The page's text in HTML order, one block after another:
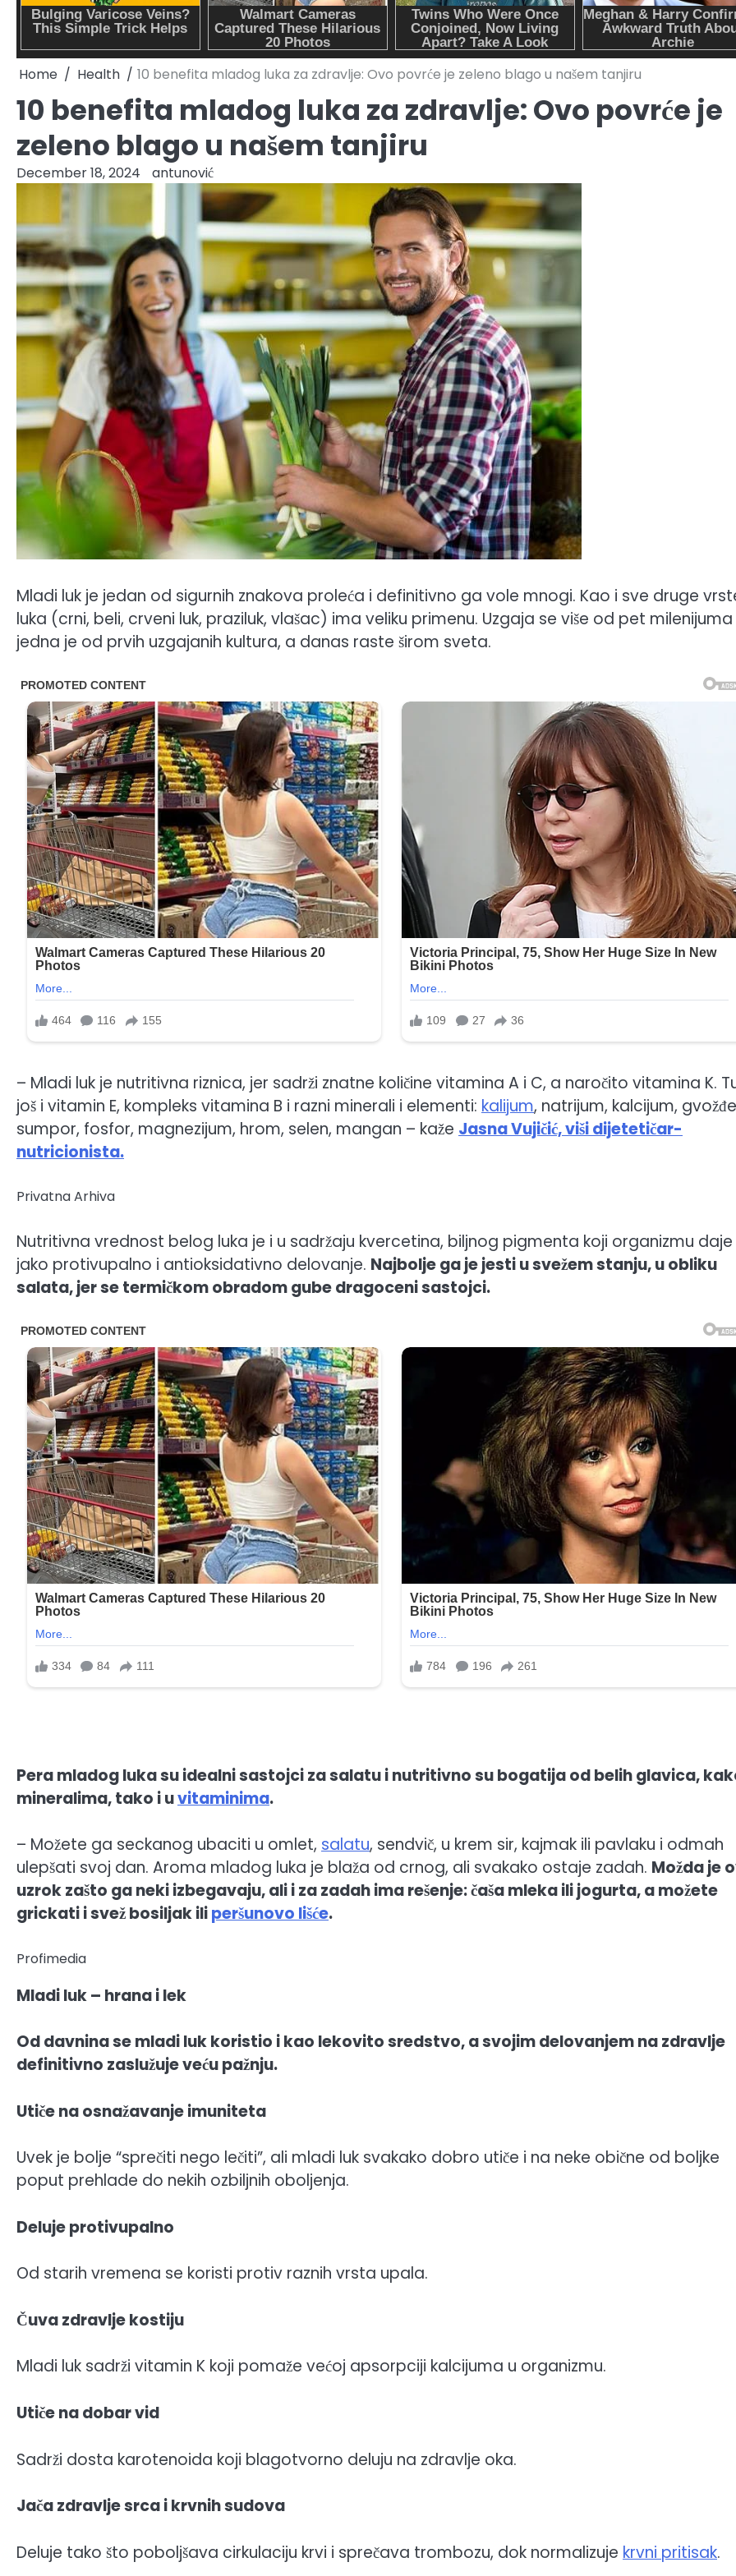
Home Health 10 benefita mladog luka za zdravlje: Ovo povrće je zeleno blago u našem tanjiru
10 benefita mladog luka za zdravlje: Ovo povrće je
zeleno blago u našem tanjiru
December 18, 2024 antunović
Mladi luk je jedan od sigurnih znakova proleća i definitivno ga vole mnogi. Kao i sve druge
luka (crni, beli, crveni luk, praziluk, vlašac) ima veliku primenu. Uzgaja se više od pet milenijuma
jedna je od prvih uzgajanih kultura, a danas raste širom sveta.
– Mladi luk je nutritivna riznica, jer sadrži znatne količine vitamina A i C, a naročito vitamina K.
još i vitamin E, kompleks vitamina B i razni minerali i elementi: kalijum, natrijum, kalcijum,
sumpor, fosfor, magnezijum, hrom, selen, mangan – kaže Jasna Vujičić, viši dijetetičar-
nutricionista.
Privatna Arhiva
Nutritivna vrednost belog luka je i u sadržaju kvercetina, biljnog pigmenta koji organizmu daje
jako protivupalno i antioksidativno delovanje. Najbolje ga je jesti u svežem stanju, u obliku
salata, jer se termičkom obradom gube dragoceni sastojci.
Pera mladog luka su idealni sastojci za salatu i nutritivno su bogatija od belih glavica,
mineralima, tako i uvitaminima.
– Možete ga seckanog ubaciti u omlet, salatu, sendvič, u krem sir, kajmak ili pavlaku i odmah
ulepšati svoj dan. Aroma mladog luka je blaža od crnog, ali svakako ostaje zadah. Možda je
uzrok zašto ga neki izbegavaju, ali i za zadah ima rešenje: čaša mleka ili jogurta, a možete
grickati i svež bosiljak iliperšunovo lišće.
Profimedia
Mladi luk – hrana i lek
Od davnina se mladi luk koristio i kao lekovito sredstvo, a svojim delovanjem na zdravlje
definitivno zaslužuje veću pažnju.
Utiče na osnažavanje imuniteta
Uvek je bolje “sprečiti nego lečiti”, ali mladi luk svakako dobro utiče i na neke obične od boljke
poput prehlade do nekih ozbiljnih oboljenja.
Deluje protivupalno
Od starih vremena se koristi protiv raznih vrsta upala.
Čuva zdravlje kostiju
Mladi luk sadrži vitamin K koji pomaže većoj apsorpciji kalcijuma u organizmu.
Utiče na dobar vid
Sadrži dosta karotenoida koji blagotvorno deluju na zdravlje oka.
Jača zdravlje srca i krvnih sudova
Deluje tako što poboljšava cirkulaciju krvi i sprečava trombozu, dok normalizuje krvni pritisak.